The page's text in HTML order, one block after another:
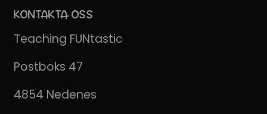
KONTAKTA OSS
Teaching FUNtastic
Postboks 47
4854 Nedenes